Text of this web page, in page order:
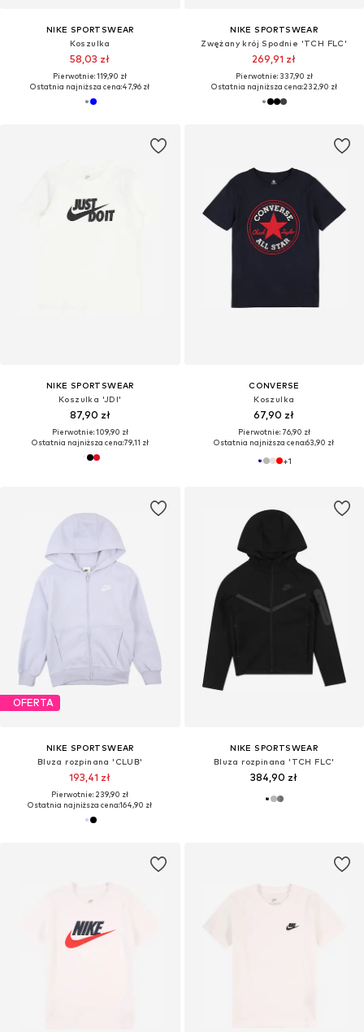
NIKE SPORTSWEAR
Koszulka
58,03 zł
Pierwotnie: 119,90 zł
Ostatnia najniższa cena:47,96 zł
NIKE SPORTSWEAR
Zwężany krój Spodnie 'TCH FLC'
269,91 zł
Pierwotnie: 337,90 zł
Ostatnia najniższa cena:232,90 zł
NIKE SPORTSWEAR
Koszulka 'JDI'
87,90 zł
Pierwotnie: 109,90 zł
Ostatnia najniższa cena:79,11 zł
CONVERSE
Koszulka
67,90 zł
Pierwotnie: 76,90 zł
Ostatnia najniższa cena:63,90 zł
+1
OFERTA
NIKE SPORTSWEAR
Bluza rozpinana 'CLUB'
193,41 zł
Pierwotnie: 239,90 zł
Ostatnia najniższa cena:164,90 zł
NIKE SPORTSWEAR
Bluza rozpinana 'TCH FLC'
384,90 zł